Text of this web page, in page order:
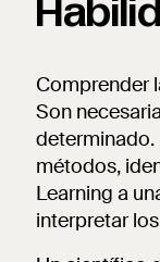
Comprender
Son
métodos,
Learning a
interpretar